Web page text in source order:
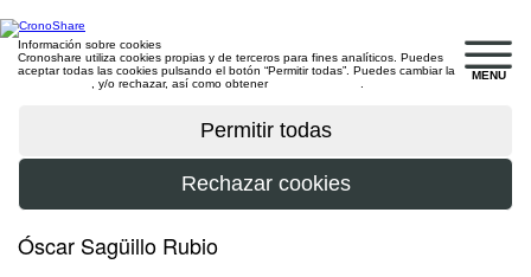
MENU
Información sobre cookies
Cronoshare utiliza cookies propias y de terceros para fines analíticos. Puedes
aceptar todas las cookies pulsando el botón “Permitir todas”. Puedes cambiar la
, y/o rechazar, así como obtener
Óscar Sagüillo Rubio